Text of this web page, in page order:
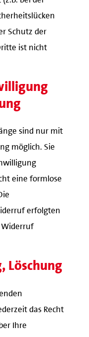
Schutz der
ist nicht
sind nur mit
möglich. Sie
eine formlose
erfolgten
Widerruf
Löschung
das Recht
Ihre